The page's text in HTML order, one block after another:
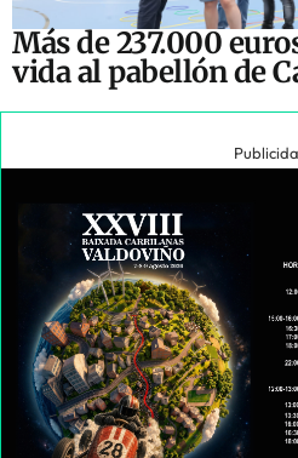
Más de 237.000
vida al pabellón de